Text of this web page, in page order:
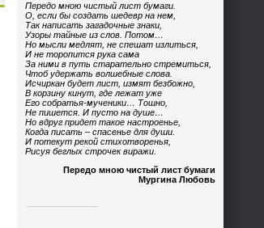
Передо мною чистый лист бумаги.
О, если бы создать шедевр на нем,
Так написать загадочные знаки,
Узоры тайные из слов. Потом…
Но мысли медлят, не спешат излиться,
И не торопится рука сама
За ними в путь старательно стремиться,
Чтоб удержать волшебные слова.
Исчиркан будет лист, измят безбожно,
В корзину кинут, где лежат уже
Его собратья-мученики… Тошно,
Не пишется. И пусто на душе…
Но вдруг придет такое настроенье,
Когда писать – спасенье для души.
И потекут рекой стихотворенья,
Рисуя беглых строчек виражи.
Передо мною чистый лист бумаги
Мургина Любовь